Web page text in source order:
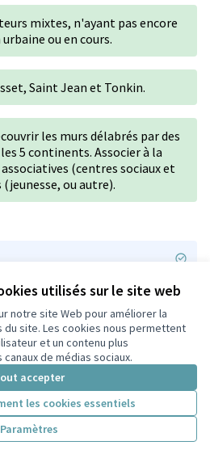
utilisés sur le site web
notre site Web pour améliorer la
site. Les cookies nous permettent
et un contenu plus
de médias sociaux.
accepter
les cookies essentiels
Paramètres
mixtes, n'ayant pas encore
ou en cours.
Saint Jean et Tonkin.
les murs délabrés par des
5 continents. Associer à la
(centres sociaux et
ou autre).
Facebook
sur Instagram
sur YouTube
Decidim .
Licence
(Lien